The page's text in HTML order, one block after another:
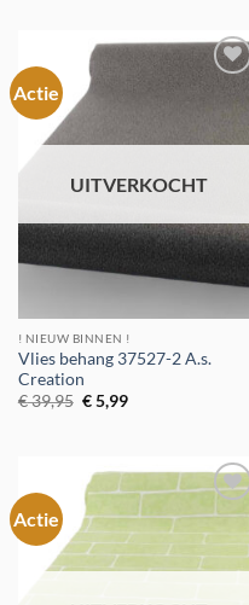
Actie
Toevoegen
UITVERKOCHT
! NIEUW BINNEN !
Vlies behang 37527-2 A.s.
Creation
€39,95 Oorspronkelijke
prijs
€5,99Huidige
Actie
Toevoegen
aan